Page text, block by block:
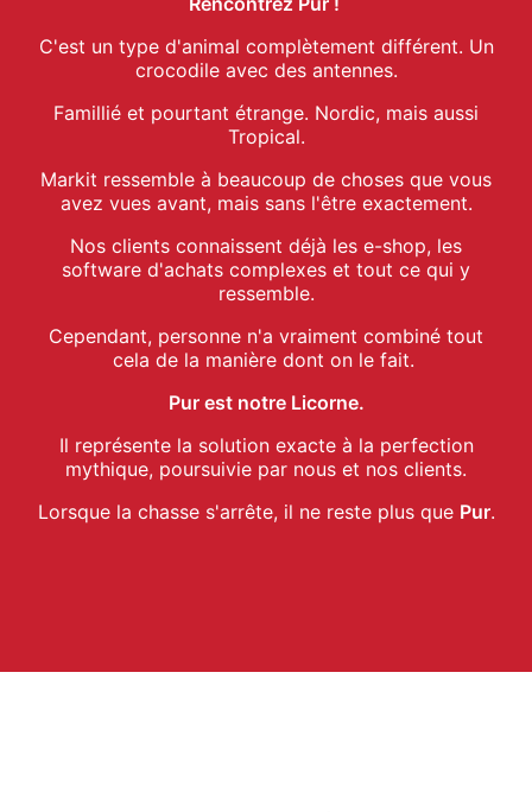
C'est un type d'animal complètement différent. Un
crocodile avec des antennes.
Famillié et pourtant étrange. Nordic, mais aussi
Tropical.
Markit ressemble à beaucoup de choses que vous
avez vues avant, mais sans l'être exactement.
Nos clients connaissent déjà les e-shop, les
software d'achats complexes et tout ce qui y
ressemble.
Cependant, personne n'a vraiment combiné tout
cela de la manière dont on le fait.
Pur est notre Licorne.
Il représente la solution exacte à la perfection
mythique, poursuivie par nous et nos clients.
Lorsque la chasse s'arrête, il ne reste plus que Pur.